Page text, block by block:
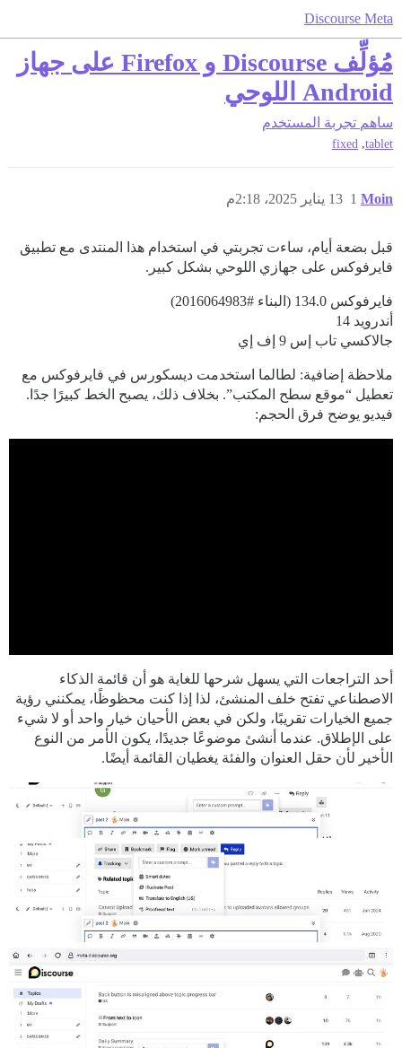
Discourse Meta
مُؤلِّف Discourse و Firefox على جهاز
Android اللوحي
ساهم تجربة المستخدم
tablet
,
fixed
Moin 13 يناير 2025، 2:18م 1
قبل بضعة أيام، ساءت تجربتي في استخدام هذا المنتدى مع تطبيق
فايرفوكس على جهازي اللوحي بشكل كبير.
فايرفوكس 134.0 (البناء #2016064983
)
أندرويد 14
جالاكسي تاب إس 9 إف إي
ملاحظة إضافية: لطالما استخدمت ديسكورس في فايرفوكس مع
تعطيل “موقع سطح المكتب”. بخلاف ذلك، يصبح الخط كبيرًا جدًا.
فيديو يوضح فرق الحجم:
أحد التراجعات التي يسهل شرحها للغاية هو أن قائمة الذكاء
الاصطناعي تفتح خلف المنشئ، لذا إذا كنت محظوظًا، يمكنني رؤية
جميع الخيارات تقريبًا، ولكن في بعض الأحيان خيار واحد أو لا شيء
على الإطلاق. عندما أنشئ موضوعًا جديدًا، يكون الأمر من النوع
الأخير لأن حقل العنوان والفئة يغطيان القائمة أيضًا.